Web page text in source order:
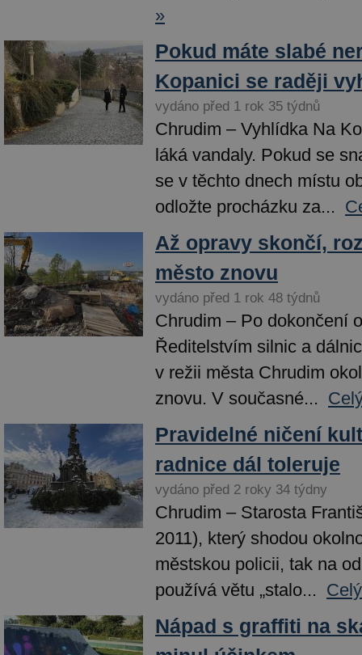
»
Pokud máte slabé
Kopanici se raději
vydáno před 1 rok 35 týdnů
Chrudim – Vyhlídka Na
láká vandaly. Pokud se
se v těchto dnech místu
odložte procházku za...
Až opravy skončí,
město znovu
vydáno před 1 rok 48 týdnů
Chrudim – Po dokončení
Ředitelstvím silnic a
v režii města Chrudim
znovu. V současné...
Pravidelné ničení
radnice dál toleruje
vydáno před 2 roky 34 týdny
Chrudim – Starosta
2011), který shodou
městskou policii, tak na
používá větu „stalo...
Nápad s graffiti na